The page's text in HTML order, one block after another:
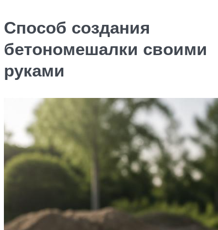
Способ создания
бетономешалки своими
руками